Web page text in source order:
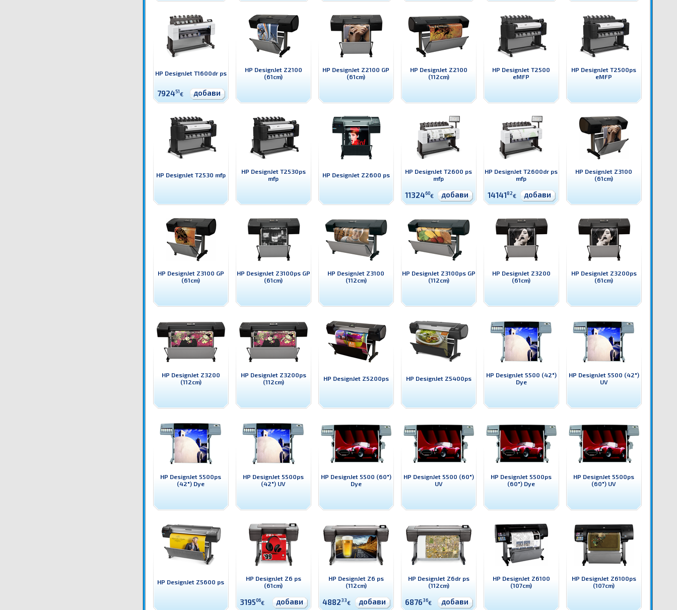
HP DesignJet T1600dr ps
792451€ добави
HP DesignJet Z2100
(61cm)
HP DesignJet Z2100 GP
(61cm)
HP DesignJet Z2100
(112cm)
HP DesignJet T2500
eMFP
HP DesignJet T2500ps
eMFP
HP DesignJet T2530 mfp
HP DesignJet T2530ps
mfp
HP DesignJet Z2600 ps
HP DesignJet T2600 ps
mfp
1132460€ добави
HP DesignJet T2600dr ps
mfp
1414182€ добави
HP DesignJet Z3100
(61cm)
HP DesignJet Z3100 GP
(61cm)
HP DesignJet Z3100ps GP
(61cm)
HP DesignJet Z3100
(112cm)
HP DesignJet Z3100ps GP
(112cm)
HP DesignJet Z3200
(61cm)
HP DesignJet Z3200ps
(61cm)
HP DesignJet Z3200
(112cm)
HP DesignJet Z3200ps
(112cm)
HP DesignJet Z5200ps HP DesignJet Z5400ps
HP DesignJet 5500 (42")
Dye
HP DesignJet 5500 (42")
UV
HP DesignJet 5500ps
(42") Dye
HP DesignJet 5500ps
(42") UV
HP DesignJet 5500 (60")
Dye
HP DesignJet 5500 (60")
UV
HP DesignJet 5500ps
(60") Dye
HP DesignJet 5500ps
(60") UV
HP DesignJet Z5600 ps
HP DesignJet Z6 ps
(61cm)
319506€ добави
HP DesignJet Z6 ps
(112cm)
488233€ добави
HP DesignJet Z6dr ps
(112cm)
687636€ добави
HP DesignJet Z6100
(107cm)
HP DesignJet Z6100ps
(107cm)